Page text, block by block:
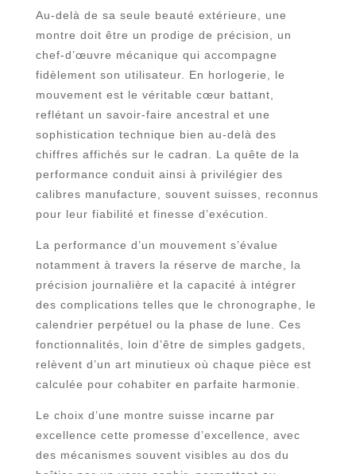
Au-delà de sa seule beauté extérieure, une
montre doit être un prodige de précision, un
chef-d’œuvre mécanique qui accompagne
fidèlement son utilisateur. En horlogerie, le
mouvement est le véritable cœur battant,
reflétant un savoir-faire ancestral et une
sophistication technique bien au-delà des
chiffres affichés sur le cadran. La quête de la
performance conduit ainsi à privilégier des
calibres manufacture, souvent suisses, reconnus
pour leur fiabilité et finesse d’exécution.
La performance d’un mouvement s’évalue
notamment à travers la réserve de marche, la
précision journalière et la capacité à intégrer
des complications telles que le chronographe, le
calendrier perpétuel ou la phase de lune. Ces
fonctionnalités, loin d’être de simples gadgets,
relèvent d’un art minutieux où chaque pièce est
calculée pour cohabiter en parfaite harmonie.
Le choix d’une montre suisse incarne par
excellence cette promesse d’excellence, avec
des mécanismes souvent visibles au dos du